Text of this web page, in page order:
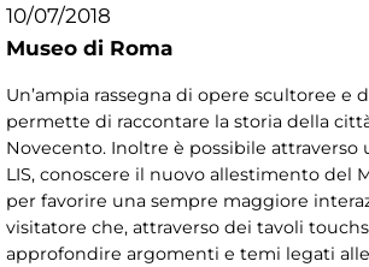
10/07/2018
Museo di Roma
Un’ampia rassegna di opere scultoree e
permette di raccontare la storia della
Novecento. Inoltre è possibile attraverso
LIS, conoscere il nuovo allestimento del
per favorire una sempre maggiore
visitatore che, attraverso dei tavoli
approfondire argomenti e temi legati